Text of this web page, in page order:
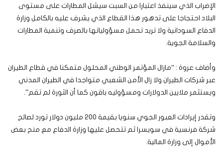
الإضراب الذي سينفذ اعتبارا من السبت سيشل المطارات على مستوى
البلاد احتجاجا على تدهور هذا القطاع الذي يشرف عليه بالكامل وزارة
الدفاع السودانية ولا تريد تحمل مسؤولياتها بالصرف وتنمية المطارات
والسلامة الجوية.
وأضاف عروة : “مازال المؤتمر الوطني المحلول متمكنا في قطاع الطيران
عبر شركات الطيران ولا زال الأمن الشعبي متواجدا في الطيران المدني
ويستثمر ملايين الدولارات ومسؤوليه باقون كما أن الثورة لم تقم”.
وتقدر إيرادات العبور الجوي سنويا بقيمة 200 مليون دولار تورد لصالح
شركة فرنسية في سويسرا ثم تتحصل عليها وزارة الدفاع مع منح بعض
الأموال إلى وزارة المالية.